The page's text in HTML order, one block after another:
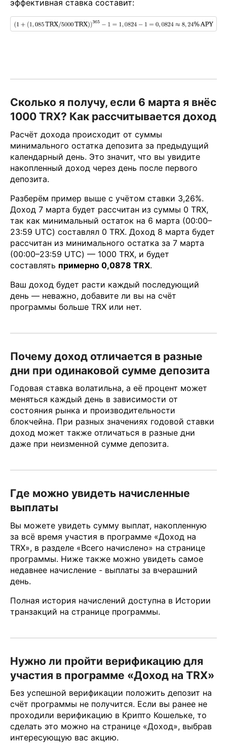
эффективная ставка составит:
Сколько я получу, если 6 марта я внёс
1000 TRX? Как рассчитывается доход
Расчёт дохода происходит от суммы
минимального остатка депозита за предыдущий
календарный день. Это значит, что вы увидите
накопленный доход через день после первого
депозита.
Разберём пример выше с учётом ставки 3,26%.
Доход 7 марта будет рассчитан из суммы 0 TRX,
так как минимальный остаток на 6 марта (00:00–
23:59 UTC) составлял 0 TRX. Доход 8 марта будет
рассчитан из минимального остатка за 7 марта
(00:00–23:59 UTC) — 1000 TRX, и будет
составлять примерно 0,0878 TRX.
Ваш доход будет расти каждый последующий
день — неважно, добавите ли вы на счёт
программы больше TRX или нет.
Почему доход отличается в разные
дни при одинаковой сумме депозита
Годовая ставка волатильна, а её процент может
меняться каждый день в зависимости от
состояния рынка и производительности
блокчейна. При разных значениях годовой ставки
доход может также отличаться в разные дни
даже при неизменной сумме депозита.
Где можно увидеть начисленные
выплаты
Вы можете увидеть сумму выплат, накопленную
за всё время участия в программе «Доход на
TRX», в разделе «Всего начислено» на странице
программы. Ниже также можно увидеть самое
недавнее начисление - выплаты за вчерашний
день.
Полная история начислений доступна в Истории
транзакций на странице программы.
Нужно ли пройти верификацию для
участия в программе «Доход на TRX»
Без успешной верификации положить депозит на
счёт программы не получится. Если вы ранее не
проходили верификацию в Крипто Кошельке, то
сделать это можно на странице «Доход», выбрав
интересующую вас акцию.